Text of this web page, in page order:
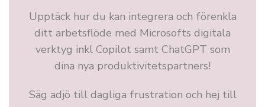
Upptäck hur du kan integrera och förenkla
ditt arbetsflöde med Microsofts digitala
verktyg inkl Copilot samt ChatGPT som
dina nya produktivitetspartners!
Säg adjö till dagliga frustration och hej till